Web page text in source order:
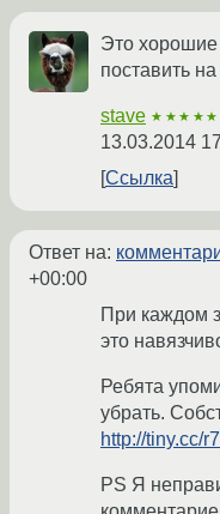
Это
поставить
stave ★★★★★
13.03.2014
Ссылка
Ответ на:
+00:00
При каждом
это
Ребята
убрать.
http://tiny.cc/
PS Я